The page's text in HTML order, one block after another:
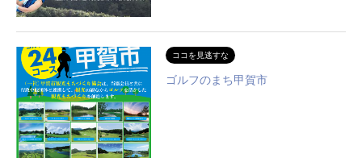
ココを見逃すな
ゴルフのまち甲賀市